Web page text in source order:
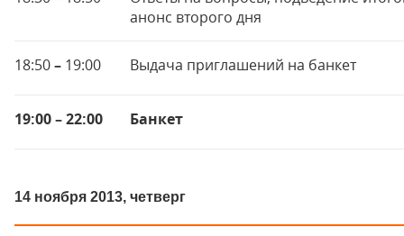
анонс второго дня
18:50– 19:00 Выдача приглашений на банкет
19:00 – 22:00 Банкет
14 ноября 2013, четверг